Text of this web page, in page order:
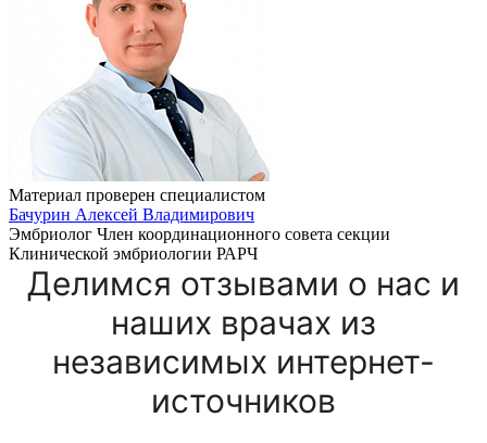
Материал проверен специалистом
Бачурин Алексей Владимирович
Эмбриолог Член координационного совета секции
Клинической эмбриологии РАРЧ
Делимся отзывами о нас и
наших врачах из
независимых интернет-
источников